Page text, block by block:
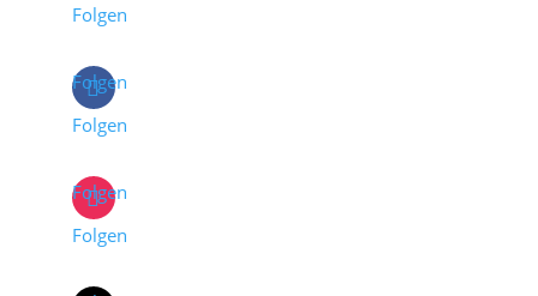
Folgen
Folgen
Folgen
Folgen
Folgen